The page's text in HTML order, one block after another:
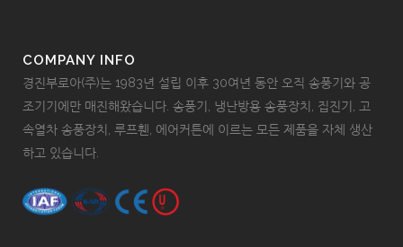
COMPANY INFO
경진부로아(주)는 1983년 설립 이후 30여년 동안 오직 송풍기와 공
조기기에만 매진해왔습니다. 송풍기, 냉난방용 송풍장치, 집진기, 고
속열차 송풍장치, 루프휀, 에어커튼에 이르는 모든 제품을 자체 생산
하고 있습니다.